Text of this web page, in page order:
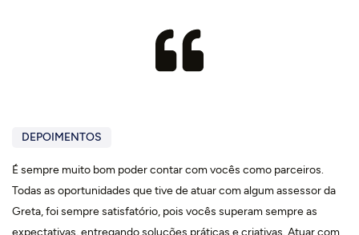
DEPOIMENTOS
É sempre muito bom poder contar com vocês como parceiros.
Todas as oportunidades que tive de atuar com algum assessor da
Greta, foi sempre satisfatório, pois vocês superam sempre as
expectativas, entregando soluções práticas e criativas. Atuar com